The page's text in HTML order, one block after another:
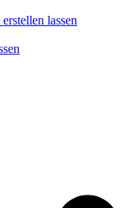
lassen